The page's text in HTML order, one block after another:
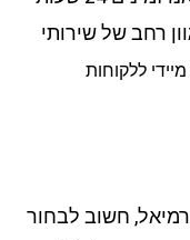
רחב של שירותי
ללקוחות
חשוב לבחור